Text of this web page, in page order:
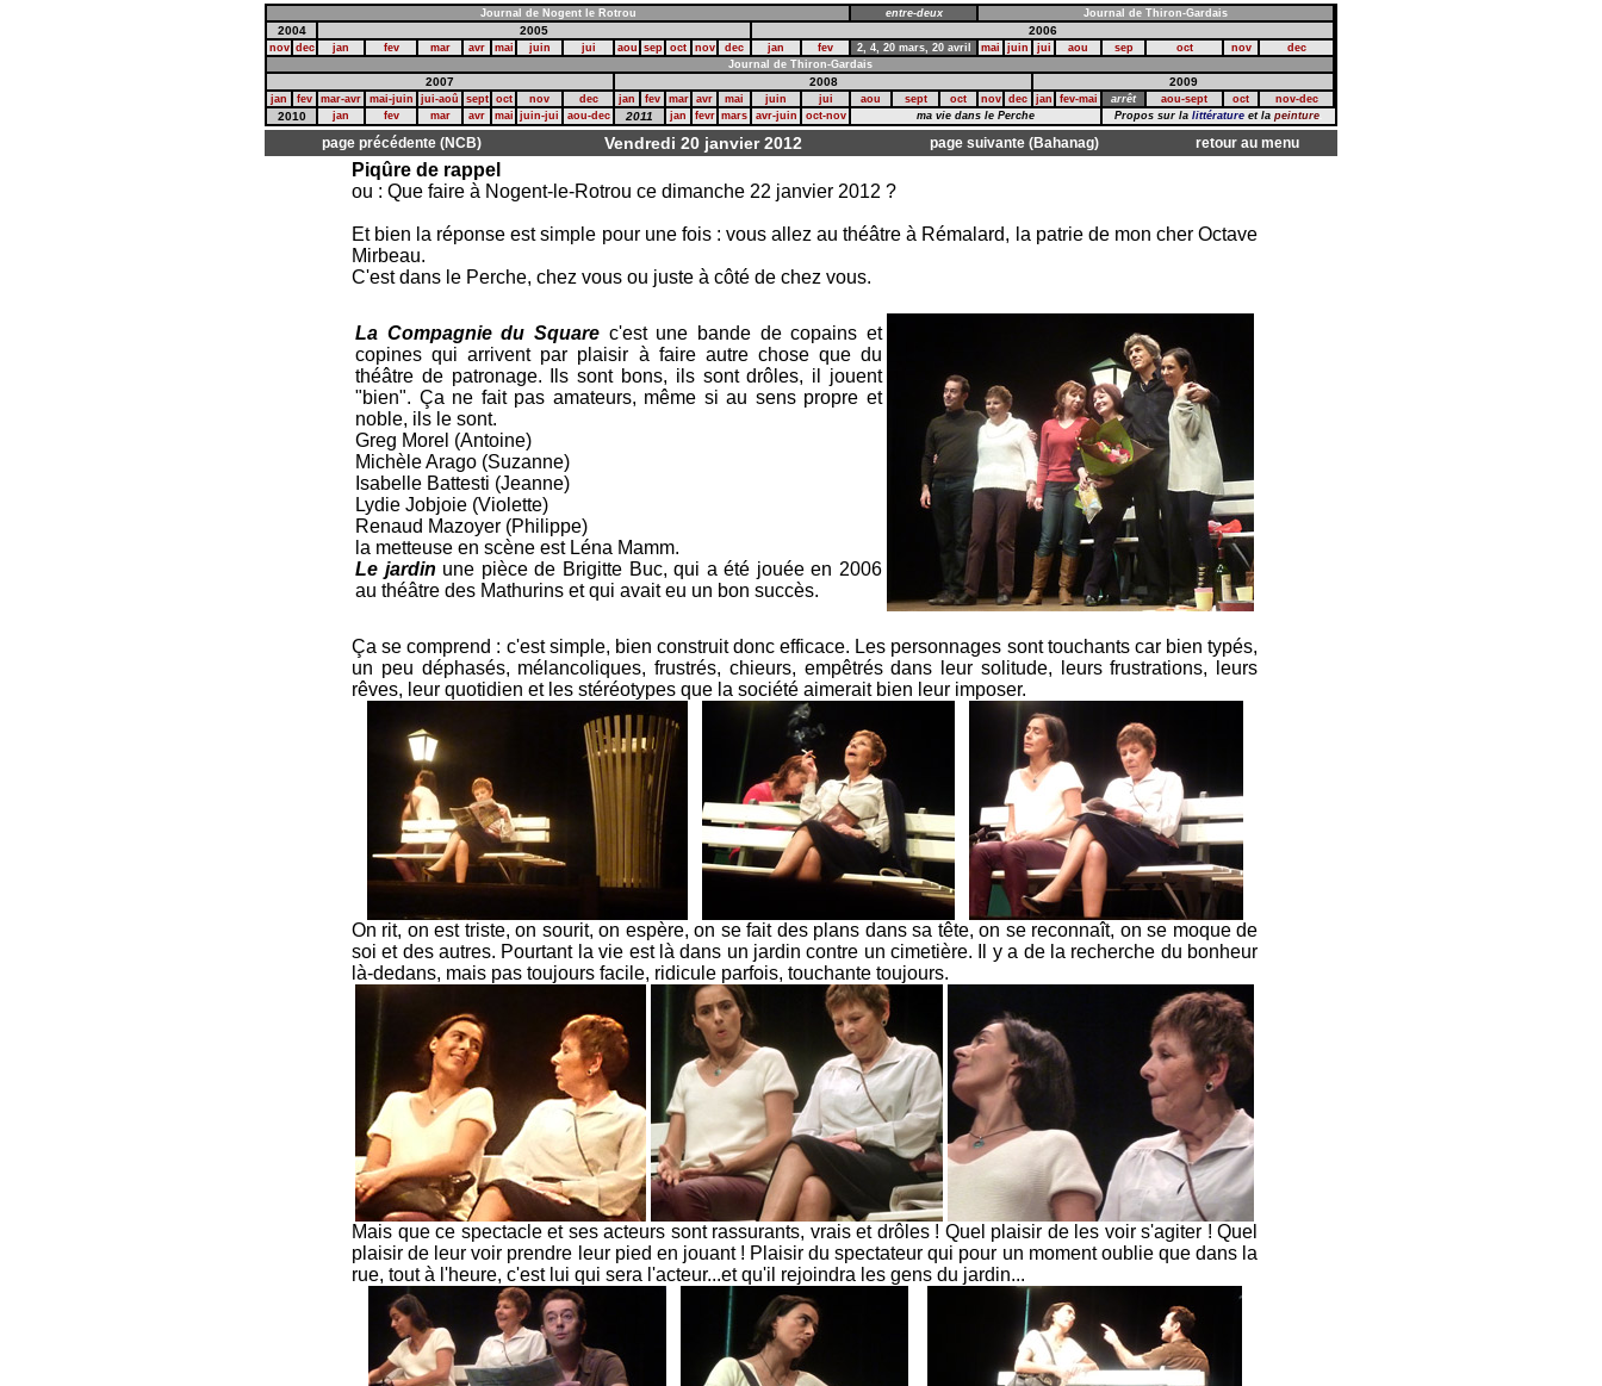
Journal de Nogent le Rotrou entre-deux Journal de Thiron-Gardais
2004 2005 2006
nov dec jan fev mar avr mai juin jui aou sep oct nov dec jan fev 2, 4, 20 mars, 20 avril mai juin jui aou sep oct nov
dec
Journal de Thiron-Gardais
2007 2008 2009
jan fev mar-avr mai-juin jui-aoû sept oct nov dec jan fev mar avr mai juin jui aou sept oct nov dec jan fev-mai arrêt aou-sept oct nov-dec
2010 jan fev mar avr mai juin-jui aou-dec 2011 jan fevr mars avr-juin oct-nov ma vie dans le Perche Propos sur la littérature et la peinture
page précédente (NCB) Vendredi 20 janvier 2012 page suivante (Bahanag) retour au menu
Piqûre de rappel
ou : Que faire à Nogent-le-Rotrou ce dimanche 22 janvier 2012 ?
Et bien la réponse est simple pour une fois : vous allez au théâtre à Rémalard, la patrie de mon cher Octave
Mirbeau.
C'est dans le Perche, chez vous ou juste à côté de chez vous.
La Compagnie du Square c'est une bande de copains et
copines qui arrivent par plaisir à faire autre chose que du
théâtre de patronage. Ils sont bons, ils sont drôles, il jouent
"bien". Ça ne fait pas amateurs, même si au sens propre et
noble, ils le sont.
Greg Morel (Antoine)
Michèle Arago (Suzanne)
Isabelle Battesti (Jeanne)
Lydie Jobjoie (Violette)
Renaud Mazoyer (Philippe)
la metteuse en scène est Léna Mamm.
Le jardin une pièce de Brigitte Buc, qui a été jouée en 2006
au théâtre des Mathurins et qui avait eu un bon succès.
Ça se comprend : c'est simple, bien construit donc efficace. Les personnages sont touchants car bien typés,
un peu déphasés, mélancoliques, frustrés, chieurs, empêtrés dans leur solitude, leurs frustrations, leurs
rêves, leur quotidien et les stéréotypes que la société aimerait bien leur imposer.
On rit, on est triste, on sourit, on espère, on se fait des plans dans sa tête, on se reconnaît, on se moque de
soi et des autres. Pourtant la vie est là dans un jardin contre un cimetière. Il y a de la recherche du bonheur
là-dedans, mais pas toujours facile, ridicule parfois, touchante toujours.
Mais que ce spectacle et ses acteurs sont rassurants, vrais et drôles ! Quel plaisir de les voir s'agiter ! Quel
plaisir de leur voir prendre leur pied en jouant ! Plaisir du spectateur qui pour un moment oublie que dans la
rue, tout à l'heure, c'est lui qui sera l'acteur...et qu'il rejoindra les gens du jardin...